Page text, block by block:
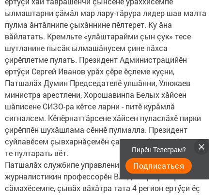
ылмаштарни çăмăл мар лару-тăрура лидер шав малта
пулма ăнтăлнипе çыхăннине пӗлтерет. Ку ăна
вăйлатать. Кремльте «улăштарайми çын çук» тесе
шутланине пысăк ылмашăнусем çине пăхса
çирӗплетме пулать. Президент Администрацийӗн
ертӳçи Сергей Иванов урăх çӗре ӗçлеме куçни,
Патшалăх Думин Председателӗ улшăнни, Улюкаев
министра арестлени, Хорошавинпа Белых хăйсен
шăписене СИЗО-ра кӗтсе ларни - питӗ курăмлă
сигналсем. Кӗпӗрнаттăрсене хăйсен пуласлăхӗ пирки
çирӗппӗн шухăшлама сӗннӗ пулмалла. Президент
суйлавӗсем çывхарнăçемӗн çак лару-тăру çивӗчленме
те пултарать вӗт.
Патшалăх службипе управлени институчӗн политика
журналистикин профессорӗн Владимир Кравцовăн
сăмахӗсемпе, çывăх вăхăтра тата 4 регион ертӳçи ӗç
Пирӗн Телеграм?
Подписаться